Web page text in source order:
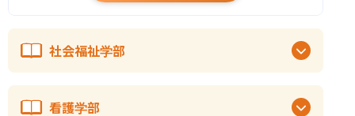
社会福祉学部
看護学部